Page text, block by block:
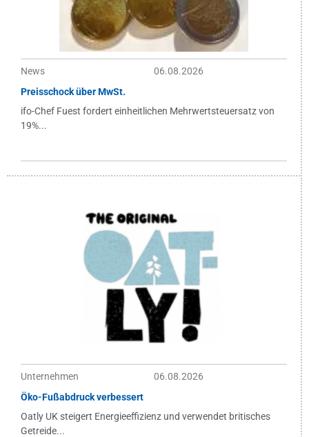
News
06.08.2026
Preisschock über MwSt.
ifo-Chef Fuest fordert einheitlichen Mehrwertsteuersatz von
19%...
Unternehmen
06.08.2026
Öko-Fußabdruck verbessert
Oatly UK steigert Energieeffizienz und verwendet britisches
Getreide...